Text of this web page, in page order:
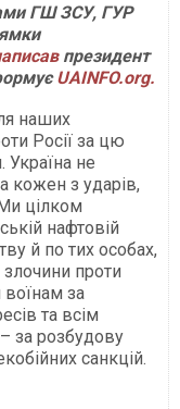
ГШ ЗСУ, ГУР
президент
UAINFO.org.
наших
Росії за цю
Україна не
кожен з ударів,
цілком
нафтовій
й по тих особах,
проти
за
та всім
за розбудову
санкцій.